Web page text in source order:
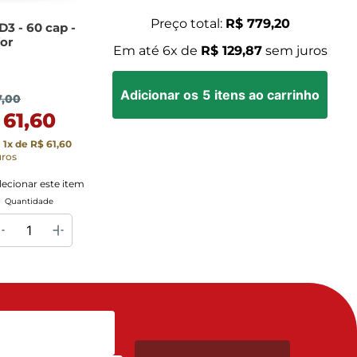
- 60 cap -
1x de R$ 61,60
este item
Quantidade
Preço total: R$ 779,20
Em até 6x de R$ 129,87sem juros
Adicionar os 5 itens ao carrinho